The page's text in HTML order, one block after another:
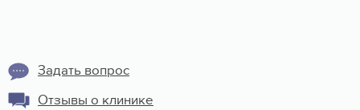
Задать вопрос
Отзывы о клинике